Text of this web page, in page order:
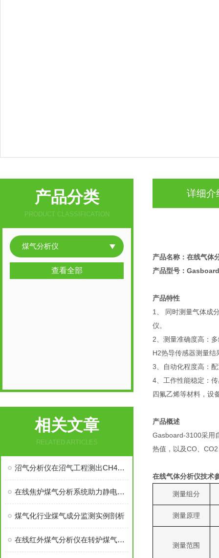
产品分类
PRODUCT CLASSIFICATION
煤气分析仪
查看全部
相关文章
RELATED ARTICLES
沼气分析仪在沼气工程测出CH4浓度达94%的沼气！
在线焦炉煤气分析系统助力静电除尘工艺安全管理
煤气化行业煤气成分监测实例剖析
在线红外煤气分析仪在转炉煤气回收中的应用
详细介
产品名称： 在线气体
产品型号：
产品特性
1、 同时测量气体成
仪。
2、测量准确度高：
H2热导传感器测量
3、自动化程度高：
4、工作性能稳定：
四氟乙烯等材料，设
产品概述
Gasboard-3100采用
热值，以及CO、
在线气体分析仪技术
测量组分
测量原理
测量范围